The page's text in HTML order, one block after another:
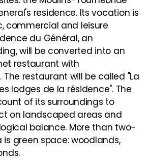
residence. Its vocation is
commercial and leisure
du Général, an
will be converted into an
restaurant with
restaurant will be called "La
lodges de la résidence". The
of its surroundings to
on landscaped areas and
balance. More than two-
green space: woodlands,